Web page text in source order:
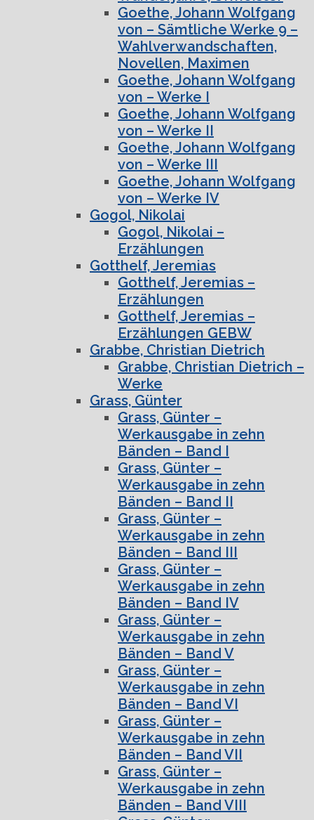
Goethe, Johann Wolfgang
von – Sämtliche Werke 9 –
Wahlverwandschaften,
Novellen, Maximen
Goethe, Johann Wolfgang
von – Werke I
Goethe, Johann Wolfgang
von – Werke II
Goethe, Johann Wolfgang
von – Werke III
Goethe, Johann Wolfgang
von – Werke IV
Gogol, Nikolai
Gogol, Nikolai –
Erzählungen
Gotthelf, Jeremias
Gotthelf, Jeremias –
Erzählungen
Gotthelf, Jeremias –
Erzählungen GEBW
Grabbe, Christian Dietrich
Grabbe, Christian Dietrich –
Werke
Grass, Günter
Grass, Günter –
Werkausgabe in zehn
Bänden – Band I
Grass, Günter –
Werkausgabe in zehn
Bänden – Band II
Grass, Günter –
Werkausgabe in zehn
Bänden – Band III
Grass, Günter –
Werkausgabe in zehn
Bänden – Band IV
Grass, Günter –
Werkausgabe in zehn
Bänden – Band V
Grass, Günter –
Werkausgabe in zehn
Bänden – Band VI
Grass, Günter –
Werkausgabe in zehn
Bänden – Band VII
Grass, Günter –
Werkausgabe in zehn
Bänden – Band VIII